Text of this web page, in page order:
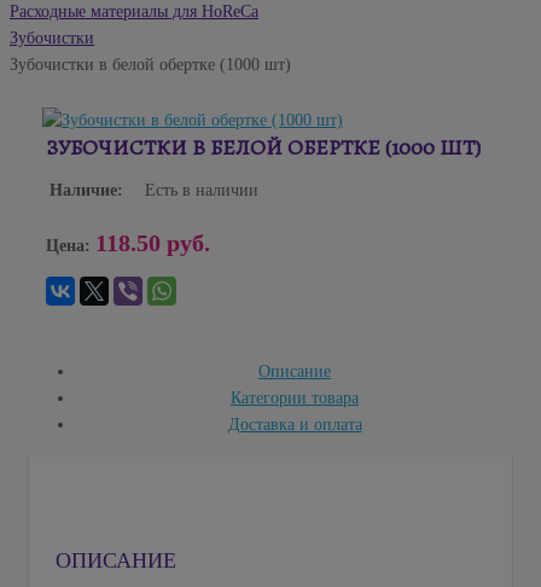
Расходные материалы для HoReCa
Зубочистки
Зубочистки в белой обертке (1000 шт)
ЗУБОЧИСТКИ В БЕЛОЙ ОБЕРТКЕ (1000 ШТ)
Наличие: Есть в наличии
Цена: 118.50 руб.
Описание
Категории товара
Доставка и оплата
ОПИСАНИЕ